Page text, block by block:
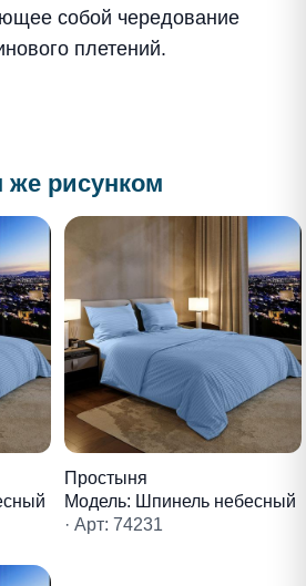
собой чередование
плетений.
же рисунком
Простыня
Модель: Шпинель небесный
· Арт: 74231